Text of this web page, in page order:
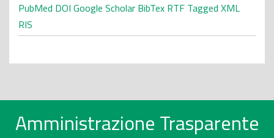
PubMed DOI Google Scholar BibTex RTF Tagged XML
RIS
Amministrazione Trasparente